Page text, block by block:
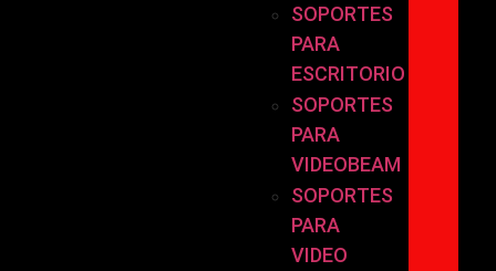
SOPORTES
PARA
ESCRITORIO
SOPORTES
PARA
VIDEOBEAM
SOPORTES
PARA
VIDEO